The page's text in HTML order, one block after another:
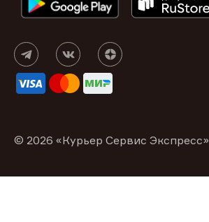
© 2026 «Курьер Сервис Экспресс»